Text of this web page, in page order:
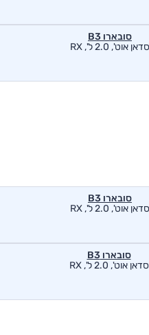
סובארו B3
סדאן אוט', 2.0 ל', RX
סובארו B3
סדאן אוט', 2.0 ל', RX
סובארו B3
סדאן אוט', 2.0 ל', RX